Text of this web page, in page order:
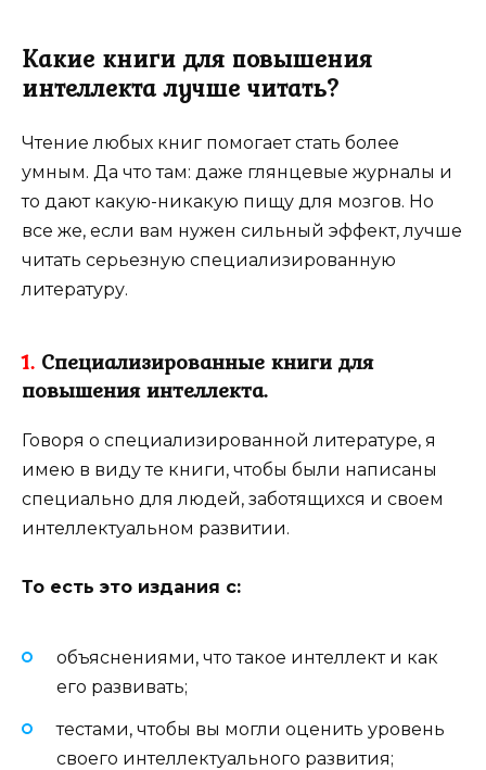
Какие книги для повышения
интеллекта лучше читать?
Чтение любых книг помогает стать более
умным. Да что там: даже глянцевые журналы и
то дают какую-никакую пищу для мозгов. Но
все же, если вам нужен сильный эффект, лучше
читать серьезную специализированную
литературу.
1. Специализированные книги для
повышения интеллекта.
Говоря о специализированной литературе, я
имею в виду те книги, чтобы были написаны
специально для людей, заботящихся и своем
интеллектуальном развитии.
То есть это издания с:
объяснениями, что такое интеллект и как
его развивать;
тестами, чтобы вы могли оценить уровень
своего интеллектуального развития;